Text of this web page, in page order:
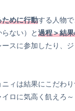
ために行動する人物
ない）と過程＞結
スに参加したり、
ィは結果にこだわ
ロに気高く飢えろ